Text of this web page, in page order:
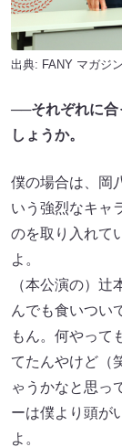
出典: FANY マガジン
──それぞれに合
しょうか。
僕の場合は、岡
いう強烈なキャ
のを取り入れて
よ。
（本公演の）
んでも食いつい
もん。何やって
てたんやけど（
ゃうかなと思っ
ーは僕より頭が
よ。